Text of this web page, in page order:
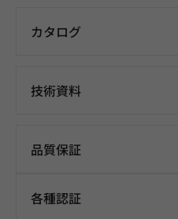
カタログ
技術資料
品質保証
各種認証